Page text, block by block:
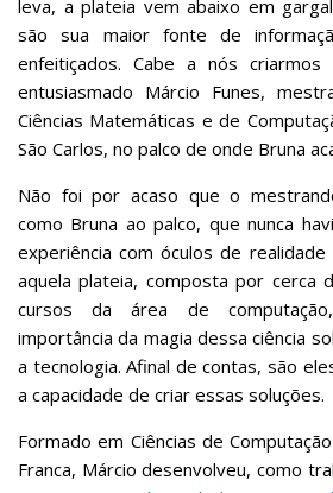
leva, a plateia vem abaixo em
são sua maior fonte de
enfeitiçados. Cabe a nós criarmos
entusiasmado Márcio Funes,
Ciências Matemáticas e de
São Carlos, no palco de onde Bruna
Não foi por acaso que o
como Bruna ao palco, que nunca
experiência com óculos de
aquela plateia, composta por cerca
cursos da área de
importância da magia dessa ciência
a tecnologia. Afinal de contas, são
a capacidade de criar essas soluções.
Formado em Ciências de
Franca, Márcio desenvolveu, como